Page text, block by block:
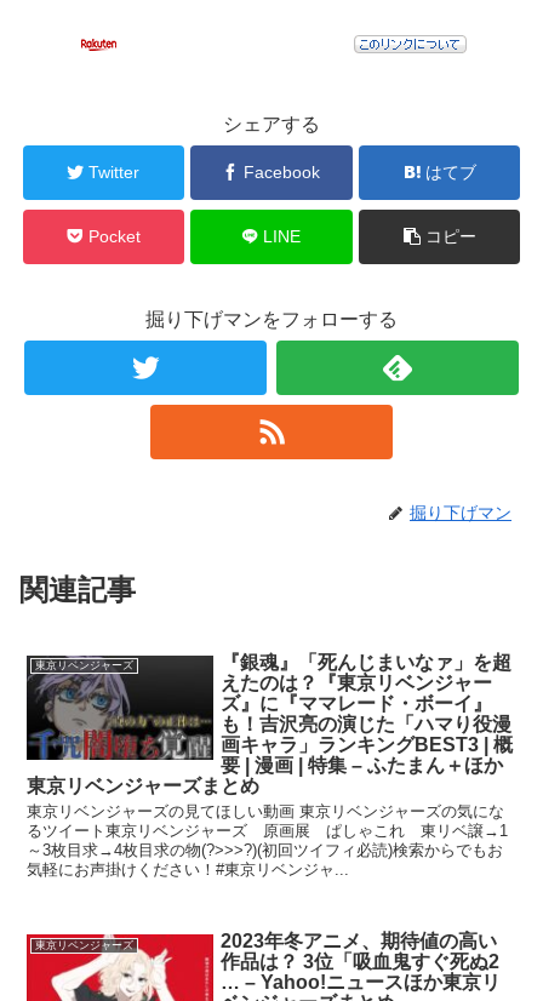
シェアする
Twitter Facebook はてブ
Pocket LINE コピー
掘り下げマンをフォローする
掘り下げマン
関連記事
東京リベンジャーズ
『銀魂』「死んじまいなァ」を超
えたのは？『東京リベンジャー
ズ』に『ママレード・ボーイ』
も！吉沢亮の演じた「ハマり役漫
画キャラ」ランキングBEST3 | 概
要 | 漫画 | 特集 – ふたまん＋ほか
東京リベンジャーズまとめ
東京リベンジャーズの見てほしい動画 東京リベンジャーズの気にな
るツイート東京リベンジャーズ 原画展 ぱしゃこれ 東リベ譲→1
～3枚目求→4枚目求の物(?>>>?)(初回ツイフィ必読)検索からでもお
気軽にお声掛けください！#東京リベンジャ...
東京リベンジャーズ
2023年冬アニメ、期待値の高い
作品は？ 3位「吸血鬼すぐ死ぬ2
… – Yahoo!ニュースほか東京リ